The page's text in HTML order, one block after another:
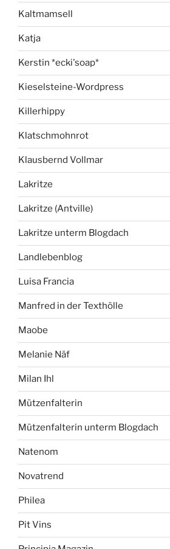
Kaltmamsell
Katja
Kerstin *ecki'soap*
Kieselsteine-Wordpress
Killerhippy
Klatschmohnrot
Klausbernd Vollmar
Lakritze
Lakritze (Antville)
Lakritze unterm Blogdach
Landlebenblog
Luisa Francia
Manfred in der Texthölle
Maobe
Melanie Näf
Milan Ihl
Mützenfalterin
Mützenfalterin unterm Blogdach
Natenom
Novatrend
Philea
Pit Vins